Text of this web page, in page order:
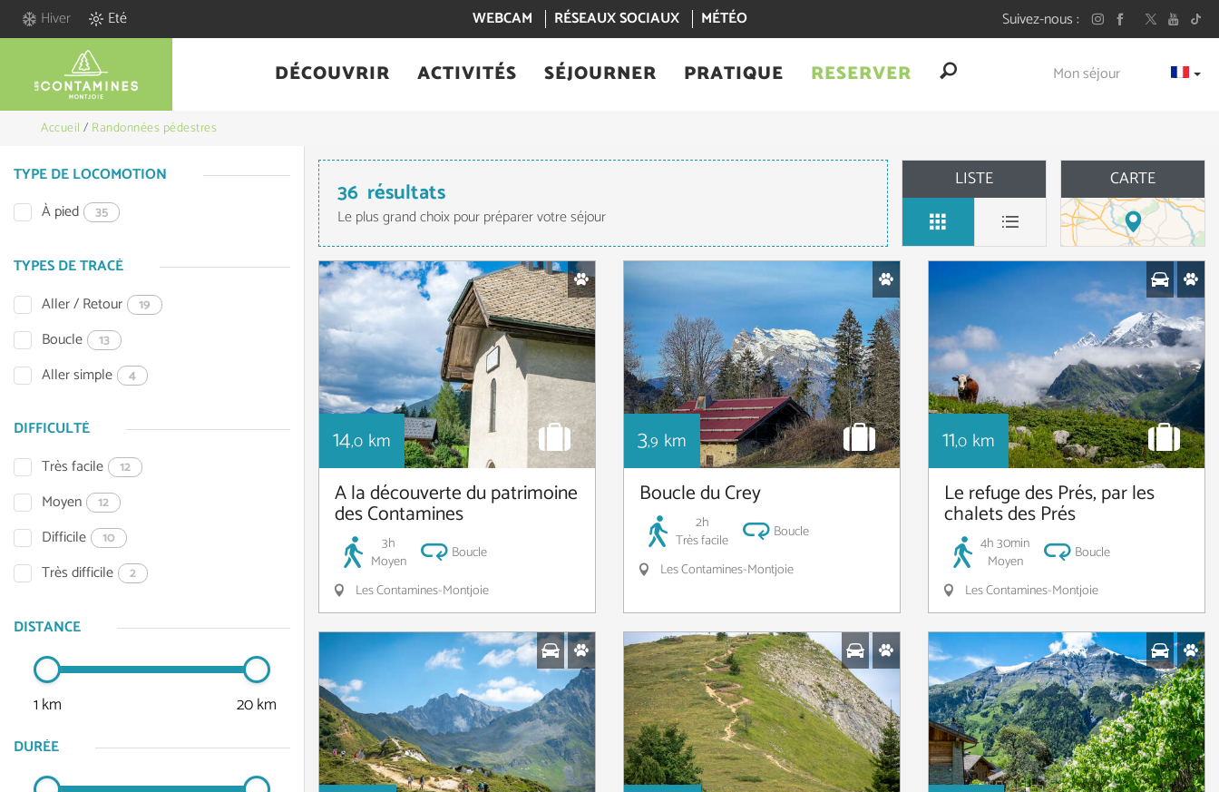
Hiver Eté WEBCAM RÉSEAUX SOCIAUX MÉTÉO Suivez-nous
DÉCOUVRIR ACTIVITÉS SÉJOURNER PRATIQUE RESERVER Mon séjour
Accueil / Randonnées pédestres
TYPE DE LOCOMOTION
À pied
35
TYPES DE TRACÉ
Aller / Retour
19
Boucle 13
Aller simple 4
DIFFICULTÉ
Très facile
12
Moyen 12
Difficile 10
Très difficile 2
DISTANCE
1 km 20 km
DURÉE
36 résultats
Le plus grand choix pour préparer votre séjour
LISTE CARTE
14,0 km
A la découverte du patrimoine
des Contamines
3h
Moyen
Boucle
Les Contamines-Montjoie
3,9 km
Boucle du Crey
2h
Très facile
Boucle
Les Contamines-Montjoie
11,0 km
Le refuge des Prés, par les
chalets des Prés
4h 30min
Moyen
Boucle
Les Contamines-Montjoie